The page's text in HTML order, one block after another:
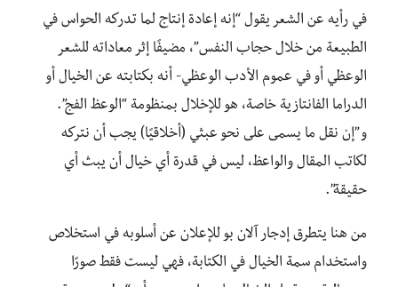
في رأيه عن الشعر يقول “إنه إعادة إنتاج لما تدركه الحواس في
الطبيعة من خلال حجاب النفس”، مضيفًا إثر معاداته للشعر
الوعظي أو في عموم الأدب الوعظي- أنه بكتابته عن الخيال أو
الدراما الفانتازية خاصة، هو للإخلال بمنظومة “الوعظ الفج”.
و”إن نقل ما يسمى على نحو عبثي (أخلاقيًا) يجب أن نتركه
لكاتب المقال والواعظ، ليس في قدرة أي خيال أن يبث أي
حقيقة”.
من هنا يتطرق إدجار آلان بو للإعلان عن أسلوبه في استخلاص
واستخدام سمة الخيال في الكتابة، فهي ليست فقط صورًا